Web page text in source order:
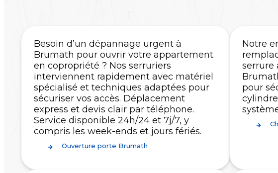
Besoin d’un dépannage urgent à
Brumath pour ouvrir votre appartement
en copropriété ? Nos serruriers
interviennent rapidement avec matériel
spécialisé et techniques adaptées pour
sécuriser vos accès. Déplacement
express et devis clair par téléphone.
Service disponible 24h/24 et 7j/7, y
compris les week-ends et jours fériés.
Ouverture porte Brumath
Notre
serrure
pour